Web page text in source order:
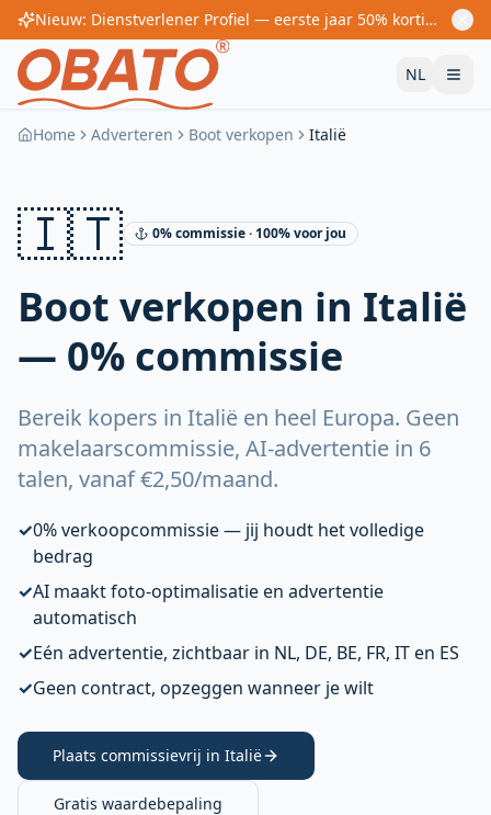
Nieuw: Dienstverlener Profiel — eerste jaar 50% korting! Vanaf €60/jaar
NL
Home Adverteren Boot verkopen Italië
🇮🇹 0% commissie · 100% voor jou
Boot verkopen in Italië
— 0% commissie
Bereik kopers in Italië en heel Europa. Geen
makelaarscommissie, AI-advertentie in 6
talen, vanaf €2,50/maand.
✓0% verkoopcommissie — jij houdt het volledige
bedrag
✓AI maakt foto-optimalisatie en advertentie
automatisch
✓Eén advertentie, zichtbaar in NL, DE, BE, FR, IT en ES
✓Geen contract, opzeggen wanneer je wilt
Plaats commissievrij in Italië
Gratis waardebepaling